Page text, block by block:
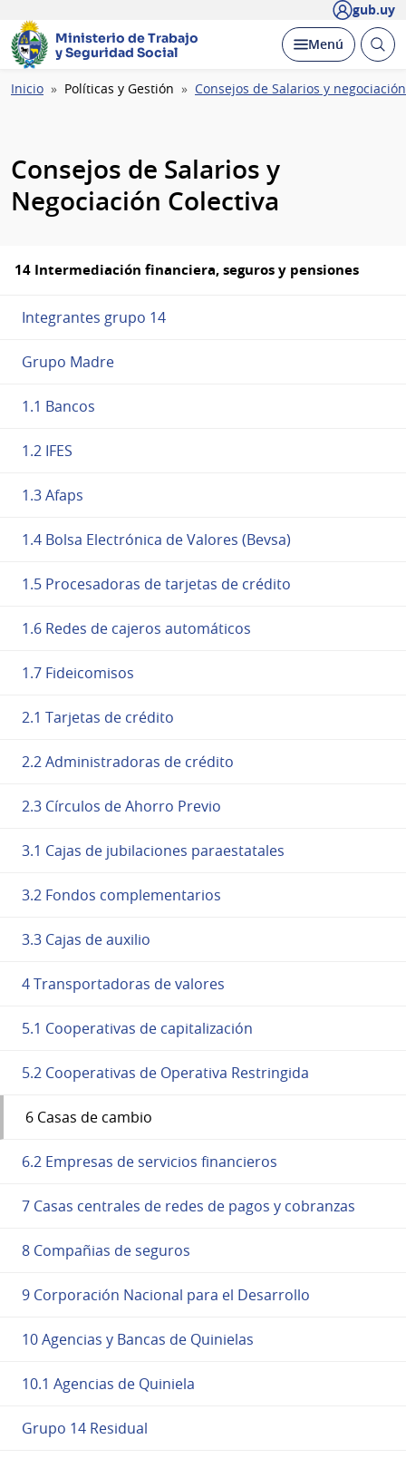
gub.uy
Ministerio de Trabajo
y Seguridad Social
Desplegar
Menú Abrir
Ruta
Inicio Políticas y Gestión Consejos de Salarios y
Consejos de Salarios y
Negociación Colectiva
14 Intermediación financiera, seguros y pensiones
Integrantes grupo 14
Grupo Madre
1.1 Bancos
1.2 IFES
1.3 Afaps
1.4 Bolsa Electrónica de Valores (Bevsa)
1.5 Procesadoras de tarjetas de crédito
1.6 Redes de cajeros automáticos
1.7 Fideicomisos
2.1 Tarjetas de crédito
2.2 Administradoras de crédito
2.3 Círculos de Ahorro Previo
3.1 Cajas de jubilaciones paraestatales
3.2 Fondos complementarios
3.3 Cajas de auxilio
4 Transportadoras de valores
5.1 Cooperativas de capitalización
5.2 Cooperativas de Operativa Restringida
6 Casas de cambio
6.2 Empresas de servicios financieros
7 Casas centrales de redes de pagos y cobranzas
8 Compañias de seguros
9 Corporación Nacional para el Desarrollo
10 Agencias y Bancas de Quinielas
10.1 Agencias de Quiniela
Grupo 14 Residual